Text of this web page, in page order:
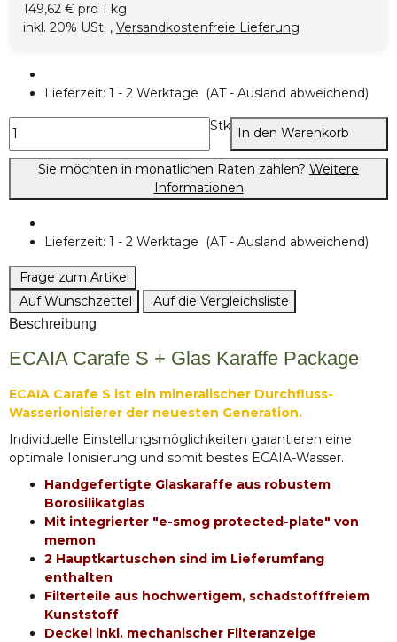
149,62 € pro 1 kg
inkl. 20% USt. , Versandkostenfreie Lieferung
Lieferzeit: 1 - 2 Werktage (AT - Ausland abweichend)
Stk In den Warenkorb
Sie möchten in monatlichen Raten zahlen? Weitere
Informationen
Lieferzeit: 1 - 2 Werktage (AT - Ausland abweichend)
Frage zum Artikel
Auf Wunschzettel
Auf die Vergleichsliste
Beschreibung
ECAIA Carafe S + Glas Karaffe Package
ECAIA Carafe S ist ein mineralischer Durchfluss-
Wasserionisierer der neuesten Generation.
Individuelle Einstellungsmöglichkeiten garantieren eine
optimale Ionisierung und somit bestes ECAIA-Wasser.
Handgefertigte Glaskaraffe aus robustem
Borosilikatglas
Mit integrierter "e-smog protected-plate" von
memon
2 Hauptkartuschen sind im Lieferumfang
enthalten
Filterteile aus hochwertigem, schadstofffreiem
Kunststoff
Deckel inkl. mechanischer Filteranzeige